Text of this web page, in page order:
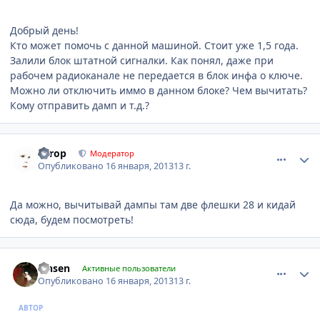
Добрый день!
Кто может помочь с данной машиной. Стоит уже 1,5 года.
Залили блок штатной сигналки. Как понял, даже при
рабочем радиоканале не передается в блок инфа о ключе.
Можно ли отключить иммо в данном блоке? Чем вычитать?
Кому отправить дамп и т.д.?
Turop Модератор
Опубликовано 16 января, 201313 г.
Да можно, вычитывай дампы там две флешки 28 и кидай
сюда, будем посмотреть!
lansen Активные пользователи
Опубликовано 16 января, 201313 г.
АВТОР